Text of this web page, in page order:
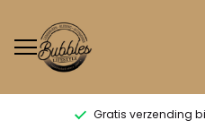
Levertijd